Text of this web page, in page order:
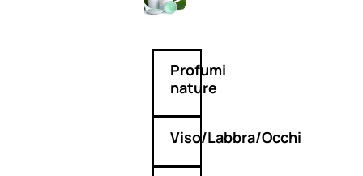
Profumi
nature
Viso/Labbra/Occhi